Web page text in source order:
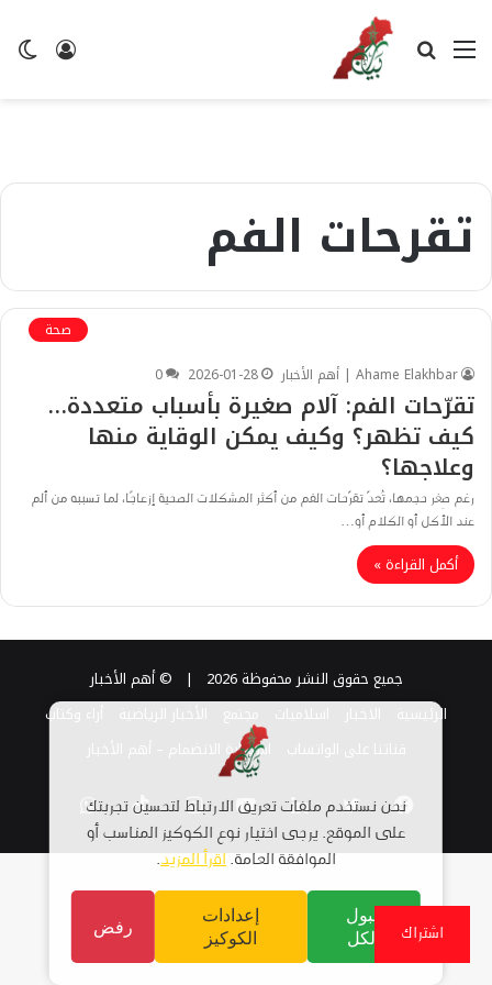
تسجيل
القائمة بحث
تقرحات الفم
صحة
Ahame Elakhbar | أهم الأخبار
2026-01-28
0
تقرّحات الفم: آلام صغيرة بأسباب متعددة…
كيف تظهر؟ وكيف يمكن الوقاية منها
وعلاجها؟
رغم صِغر حجمها، تُعدّ تقرّحات الفم من أكثر المشكلات الصحية إزعاجًا، لما تسببه من ألم
عند الأكل أو الكلام أو…
أكمل القراءة »
جميع حقوق النشر محفوظة 2026 |
© أهم الأخبار
الرئيسية
أراء وكتاب
استمارة الانضمام – أهم الأخبار
فيسبوكتويتر لينكدإنيوتيوبانستقرامTikTok
نحن نستخدم ملفات تعريف الارتباط لتحسين تجربتك
على الموقع. يرجى اختيار نوع الكوكيز المناسب أو
الموافقة العامة.اقرأ المزيد.
قبول
الكل
إعدادات
الكوكيز
رفض اشتراك